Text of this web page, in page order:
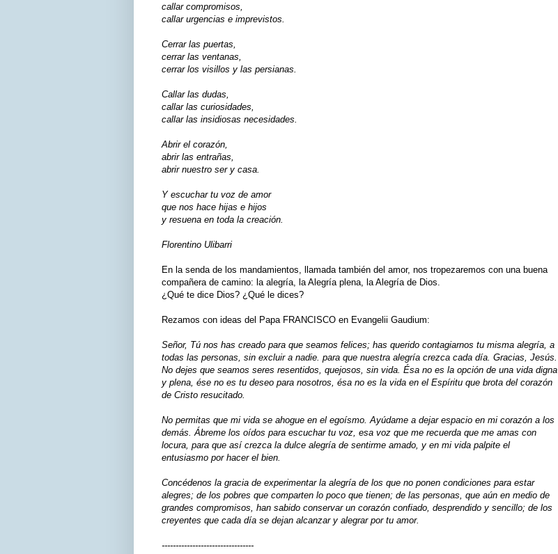
callar compromisos,
callar urgencias e imprevistos.
Cerrar las puertas,
cerrar las ventanas,
cerrar los visillos y las persianas.
Callar las dudas,
callar las curiosidades,
callar las insidiosas necesidades.
Abrir el corazón,
abrir las entrañas,
abrir nuestro ser y casa.
Y escuchar tu voz de amor
que nos hace hijas e hijos
y resuena en toda la creación.
Florentino Ulibarri
En la senda de los mandamientos, llamada también del amor, nos tropezaremos con una buena
compañera de camino: la alegría, la Alegría plena, la Alegría de Dios.
¿Qué te dice Dios? ¿Qué le dices?
Rezamos con ideas del Papa FRANCISCO en Evangelii Gaudium:
Señor, Tú nos has creado para que seamos felices; has querido contagiarnos tu misma alegría, a
todas las personas, sin excluir a nadie. para que nuestra alegría crezca cada día. Gracias, Jesús.
No dejes que seamos seres resentidos, quejosos, sin vida. Ésa no es la opción de una vida digna
y plena, ése no es tu deseo para nosotros, ésa no es la vida en el Espíritu que brota del corazón
de Cristo resucitado.
No permitas que mi vida se ahogue en el egoísmo. Ayúdame a dejar espacio en mi corazón a los
demás. Ábreme los oídos para escuchar tu voz, esa voz que me recuerda que me amas con
locura, para que así crezca la dulce alegría de sentirme amado, y en mi vida palpite el
entusiasmo por hacer el bien.
Concédenos la gracia de experimentar la alegría de los que no ponen condiciones para estar
alegres; de los pobres que comparten lo poco que tienen; de las personas, que aún en medio de
grandes compromisos, han sabido conservar un corazón confiado, desprendido y sencillo; de los
creyentes que cada día se dejan alcanzar y alegrar por tu amor.
---------------------------------